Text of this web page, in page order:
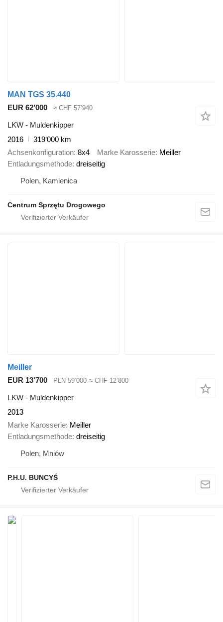
MAN TGS 35.440
EUR 62’000
≈ CHF 57’940
LKW - Muldenkipper
2016
319’000 km
Achsenkonfiguration 8x4 Marke Karosserie Meiller
Entladungsmethode dreiseitig
Polen, Kamienica
Centrum Sprzętu Drogowego
Meiller
EUR 13’700
PLN 59’000 ≈ CHF 12’800
LKW - Muldenkipper
2013
Marke Karosserie Meiller
Entladungsmethode dreiseitig
Polen, Mniów
P.H.U. BUNCYŚ